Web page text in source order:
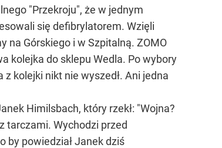
"Przekroju", że w jednym
się defibrylatorem. Wzięli
na Górskiego i w Szpitalną. ZOMO
kolejka do sklepu Wedla. Po wybory
kolejki nikt nie wyszedł. Ani jedna
Himilsbach, który rzekł: "Wojna?
tarczami. Wychodzi przed
by powiedział Janek dziś